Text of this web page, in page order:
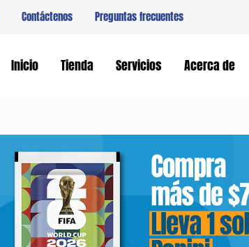
Contáctenos Preguntas frecuentes
Inicio Tienda Servicios Acerca de